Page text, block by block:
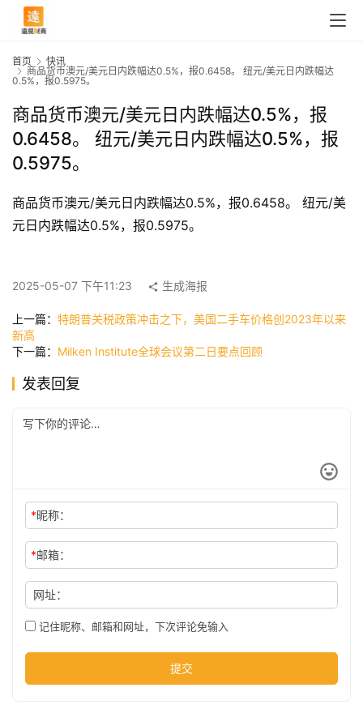
快
讯
司
科
首页
快讯
商品货币澳元/美元日内跌幅达0.5%，报0.6458。 纽元/美元日内跌幅达
0.5%，报0.5975。
商品货币澳元/美元日内跌幅达0.5%，报
0.6458。 纽元/美元日内跌幅达0.5%，报
0.5975。
商品货币澳元/美元日内跌幅达0.5%，报0.6458。 纽元/美
元日内跌幅达0.5%，报0.5975。
2025-05-07 下午11:23 生成海报
上一篇： 特朗普关税政策冲击之下，美国二手车价格创2023年以来
新高
下一篇： Milken Institute全球会议第二日要点回顾
发表回复
*昵称：
*邮箱：
网址：
记住昵称、邮箱和网址，下次评论免输入
提交